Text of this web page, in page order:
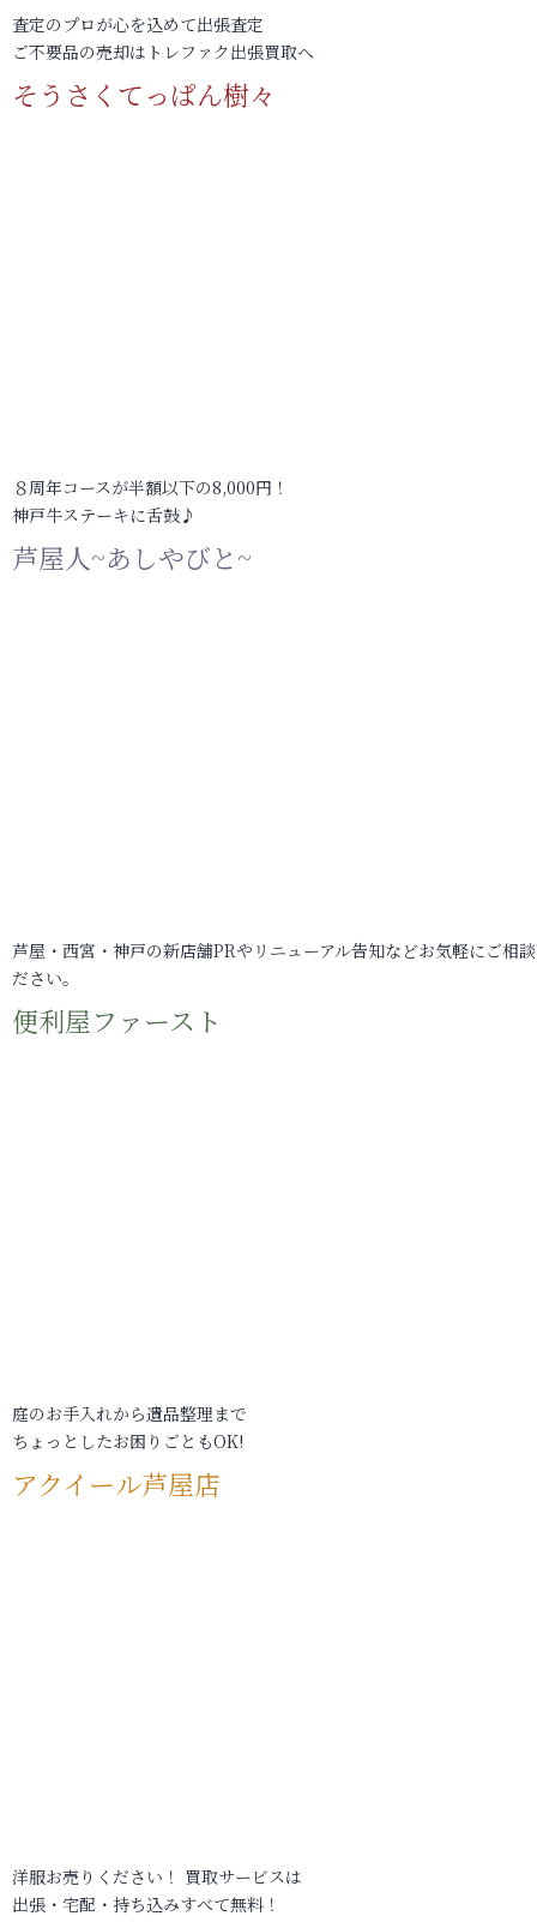
査定のプロが心を込めて出張査定
ご不要品の売却はトレファク出張買取へ
そうさくてっぱん樹々
８周年コースが半額以下の8,000円！
神戸牛ステーキに舌鼓♪
芦屋人~あしやびと~
芦屋・西宮・神戸の新店舗PRやリニューアル告知などお気軽にご相
ださい。
便利屋ファースト
庭のお手入れから遺品整理まで
ちょっとしたお困りごともOK!
アクイール芦屋店
洋服お売りください！ 買取サービスは
出張・宅配・持ち込みすべて無料！